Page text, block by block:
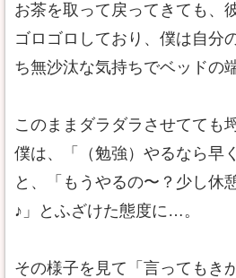
お茶を取って戻ってきても、
ゴロゴロしており、僕は自分
ち無沙汰な気持ちでベッドの
このままダラダラさせてても
僕は、「（勉強）やるなら早
と、「もうやるの〜？少し休
♪」とふざけた態度に…。
その様子を見て「言ってもき